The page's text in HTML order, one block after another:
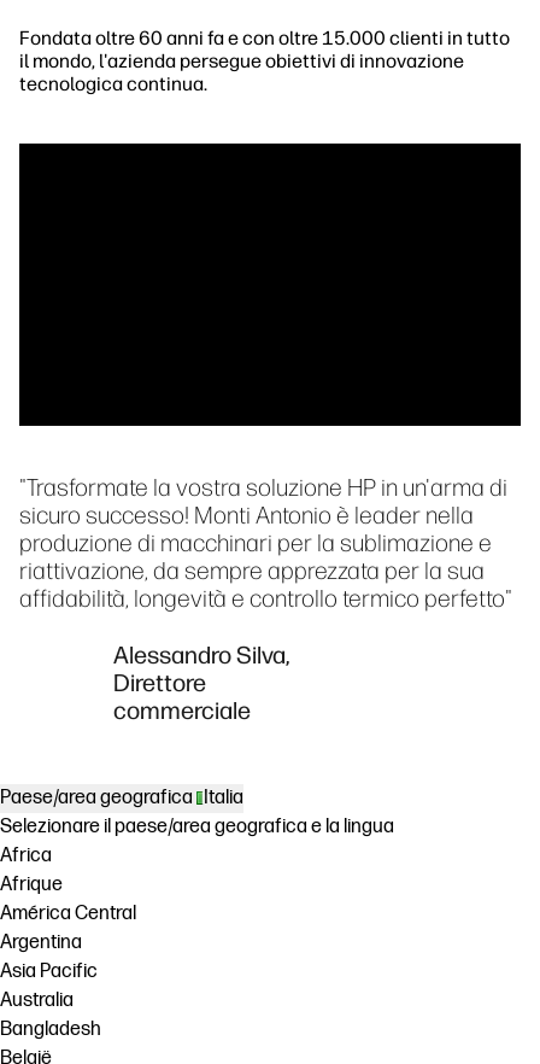
Fondata oltre 60 anni fa e con oltre 15.000 clienti in tutto
il mondo, l'azienda persegue obiettivi di innovazione
tecnologica continua.
"Trasformate la vostra soluzione HP in un'arma di
sicuro successo! Monti Antonio è leader nella
produzione di macchinari per la sublimazione e
riattivazione, da sempre apprezzata per la sua
affidabilità, longevità e controllo termico perfetto"
Alessandro Silva,
Direttore
commerciale
Paese/area geografica Italia
Selezionare il paese/area geografica e la lingua
Africa
Afrique
América Central
Argentina
Asia Pacific
Australia
Bangladesh
België